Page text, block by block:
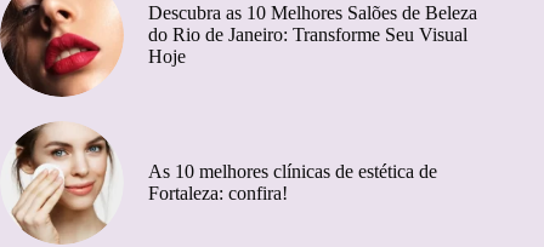
Descubra as 10 Melhores Salões de Beleza
do Rio de Janeiro: Transforme Seu Visual
Hoje
As 10 melhores clínicas de estética de
Fortaleza: confira!